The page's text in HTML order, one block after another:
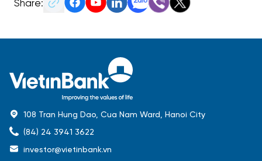
108 Tran Hung Dao, Cua Nam Ward, Hanoi City
(84) 24 3941 3622
investor@vietinbank.vn